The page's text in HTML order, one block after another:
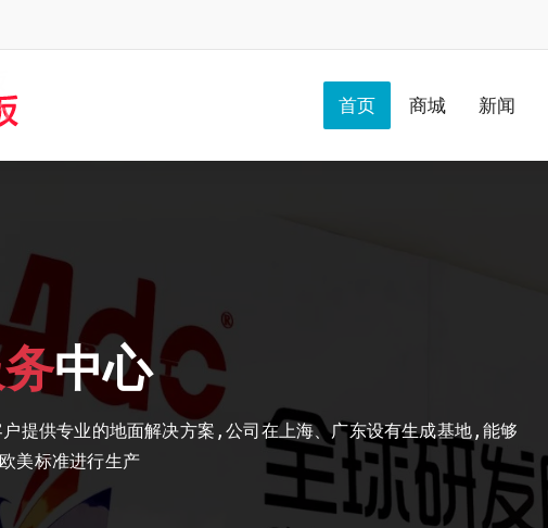
首页 商城 新闻
中心
户提供专业的地面解决方案,公司在上海、广东设有生成基地,能够
美标准进行生产